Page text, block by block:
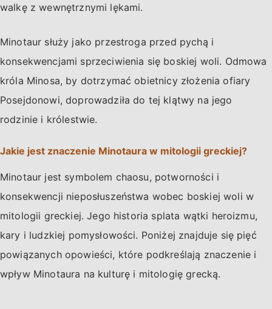
walkę z wewnętrznymi lękami.
Minotaur służy jako przestroga przed pychą i
konsekwencjami sprzeciwienia się boskiej woli. Odmowa
króla Minosa, by dotrzymać obietnicy złożenia ofiary
Posejdonowi, doprowadziła do tej klątwy na jego
rodzinie i królestwie.
Jakie jest znaczenie Minotaura w mitologii greckiej?
Minotaur jest symbolem chaosu, potworności i
konsekwencji nieposłuszeństwa wobec boskiej woli w
mitologii greckiej. Jego historia splata wątki heroizmu,
kary i ludzkiej pomysłowości. Poniżej znajduje się pięć
powiązanych opowieści, które podkreślają znaczenie i
wpływ Minotaura na kulturę i mitologię grecką.